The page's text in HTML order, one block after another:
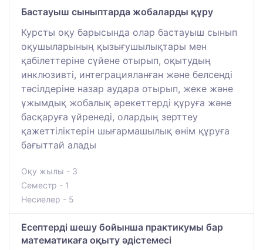
Бастауыш сыныптарда жобаларды құру
Курсты оқу барысында олар бастауыш сынып
оқушыларының қызығушылықтары мен
қабілеттеріне сүйене отырып, оқытудың
инклюзивті, интеграцияланған және белсенді
тәсілдеріне назар аудара отырып, жеке және
ұжымдық жобалық әрекеттерді құруға және
басқаруға үйренеді, олардың зерттеу
қажеттіліктерін шығармашылық өнім құруға
бағыттай алады
Оқу жылы - 3
Семестр - 1
Несиелер - 5
Есептерді шешу бойынша практикумы бар
математикаға оқыту әдістемесі